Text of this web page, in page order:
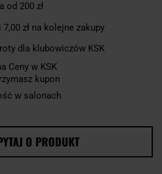
od 200 zł
7,00 zł na kolejne zakupy
dla klubowiczów KSK
Ceny w KSK
kupon
w salonach
O PRODUKT